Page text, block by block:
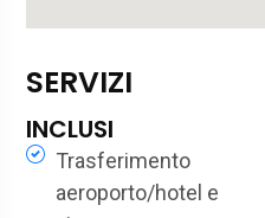
SERVIZI
INCLUSI
Trasferimento
aeroporto/hotel e